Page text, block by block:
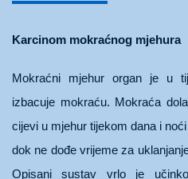
Karcinom mokraćnog mjehura
Mokraćni mjehur organ je u
izbacuje mokraću. Mokraća
cijevi u mjehur tijekom dana i
dok ne dođe vrijeme za
Opisani sustav vrlo je